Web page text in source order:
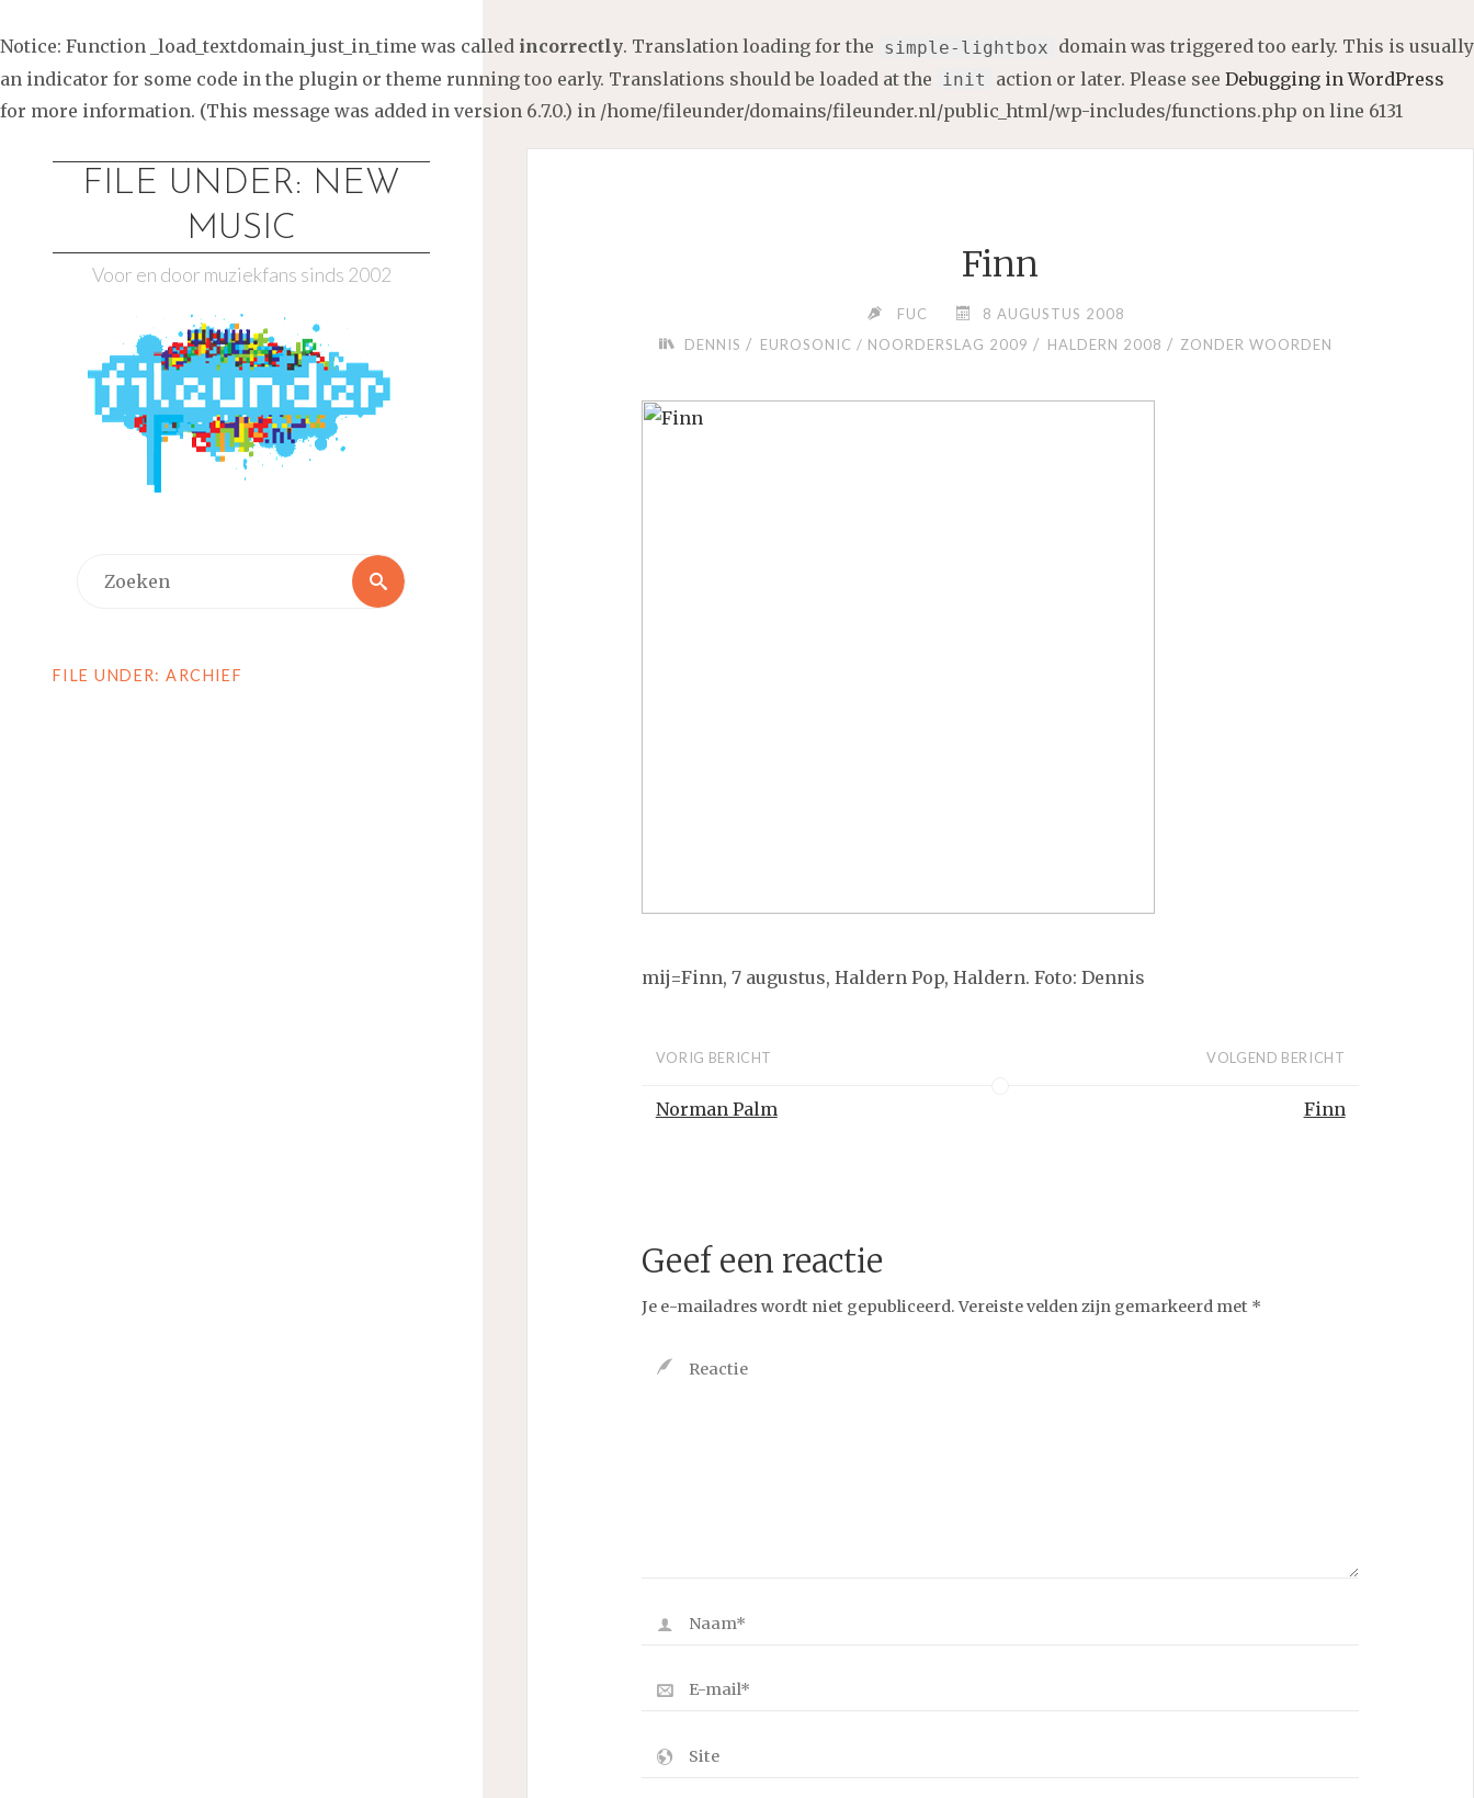
Notice: Function _load_textdomain_just_in_time was called incorrectly. Translation loading for the simple-lightbox domain was triggered too early. This is usually
an indicator for some code in the plugin or theme running too early. Translations should be loaded at the init action or later. Please see Debugging in WordPress
for more information. (This message was added in version 6.7.0.) in /home/fileunder/domains/fileunder.nl/public_html/wp-includes/functions.php on line 6131
FILE UNDER: NEW
MUSIC
Voor en door muziekfans sinds 2002
Zoeken
FILE UNDER: ARCHIEF
Finn
FUC
8 AUGUSTUS 2008
DENNIS / EUROSONIC / NOORDERSLAG 2009 / HALDERN 2008 / ZONDER WOORDEN
mij=Finn, 7 augustus, Haldern Pop, Haldern. Foto: Dennis
VORIG BERICHT
Norman Palm
VOLGEND BERICHT
Finn
Geef een reactie
Je e-mailadres wordt niet gepubliceerd. Vereiste velden zijn gemarkeerd met *